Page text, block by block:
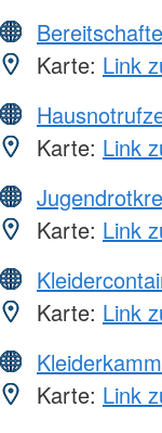
Karte: Link
Karte: Link
Karte: Link
Karte: Link
Karte: Link